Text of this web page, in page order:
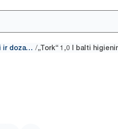
Higieninių paketų maišeliai ir dozatoriai /